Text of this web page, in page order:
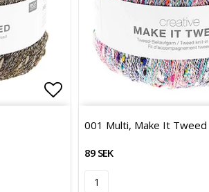
Lägg till i favoritlistan
001 Multi, Make It Tweed
89 SEK